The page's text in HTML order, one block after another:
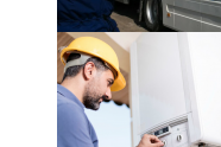
Проблемы
Гуманитарные
2024-03-18